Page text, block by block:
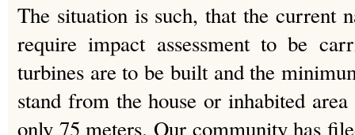
The situation is such, that the current
require impact assessment to be
turbines are to be built and the
stand from the house or inhabited
only 75 meters. Our community has